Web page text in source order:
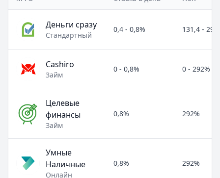
Деньги сразу
Стандартный
0,4 - 0,8% 131,4 -
Cashiro
Займ
0 - 0,8% 0 - 292%
Целевые
финансы
Займ
0,8% 292%
Умные
Наличные
Онлайн
0,8% 292%